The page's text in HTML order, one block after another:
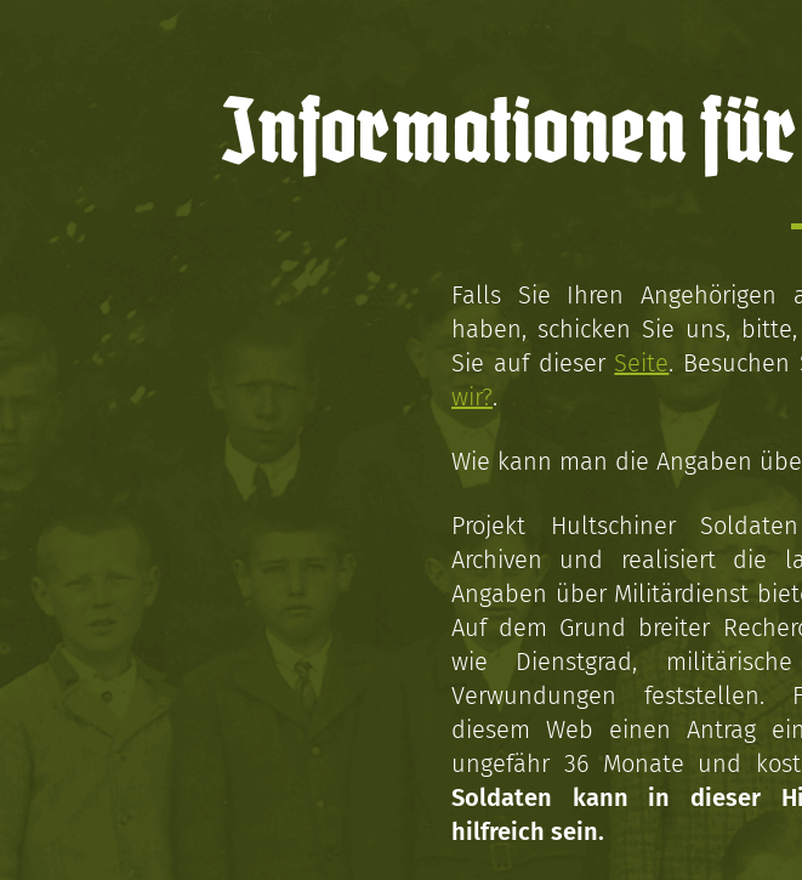
Informationen
Falls Sie Ihren Angehörigen
haben, schicken Sie uns,
Sie auf dieser Seite.
wir?.
Wie kann man die Angaben
Projekt Hultschiner
Archiven und realisiert die
Angaben über Militärdienst
Auf dem Grund breiter
wie Dienstgrad,
Verwundungen feststellen.
diesem Web einen Antrag
ungefähr 36 Monate und
Soldaten kann in dieser
hilfreich sein.